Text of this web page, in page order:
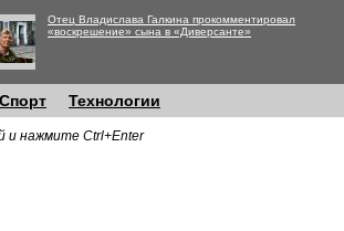
Отец Владислава Галкина прокомментировал
«воскрешение» сына в «Диверсанте»
Спорт Технологии
и нажмите Ctrl+Enter